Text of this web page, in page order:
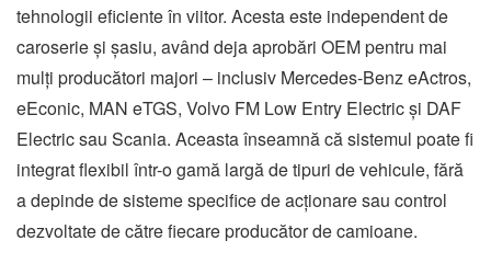
tehnologii eficiente în viitor. Acesta este independent de
caroserie și șasiu, având deja aprobări OEM pentru mai
mulți producători majori – inclusiv Mercedes-Benz eActros,
eEconic, MAN eTGS, Volvo FM Low Entry Electric și DAF
Electric sau Scania. Aceasta înseamnă că sistemul poate fi
integrat flexibil într-o gamă largă de tipuri de vehicule, fără
a depinde de sisteme specifice de acționare sau control
dezvoltate de către fiecare producător de camioane.